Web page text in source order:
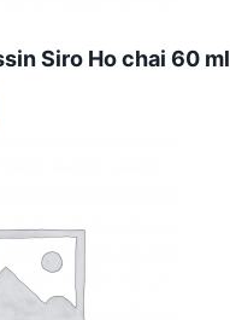
Siro Ho chai 60 ml